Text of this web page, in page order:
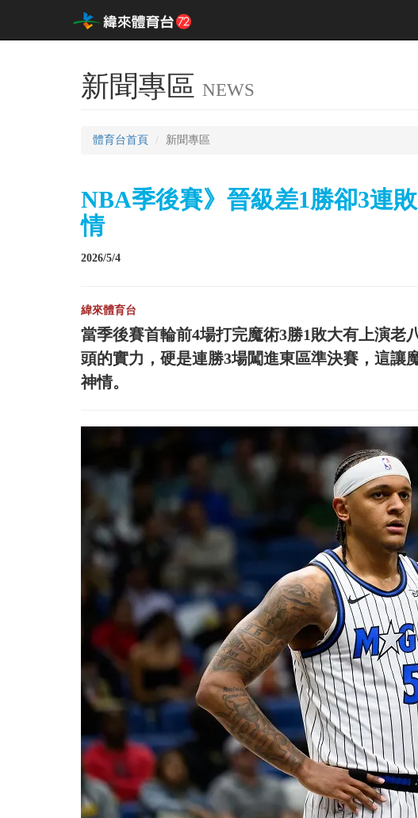
新聞專區 NEWS
體育台首頁 新聞專區
NBA季後賽》晉級差1勝卻3連
情
2026/5/4
緯來體育台
當季後賽首輪前4場打完魔術3勝1敗大有上演老
頭的實力，硬是連勝3場闖進東區準決賽，這讓
神情。